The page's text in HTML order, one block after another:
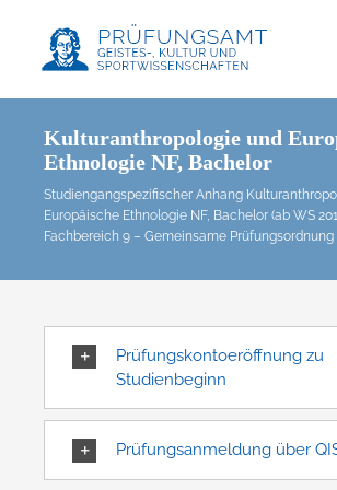
springen
Kulturanthropologie und
Ethnologie NF, Bachelor
Studiengangspezifischer Anhang
Europäische Ethnologie NF, Bachelor (ab WS
Fachbereich 9 – Gemeinsame Prüfungsordnung
Prüfungskontoeröffnung zu
Studienbeginn
Prüfungsanmeldung über